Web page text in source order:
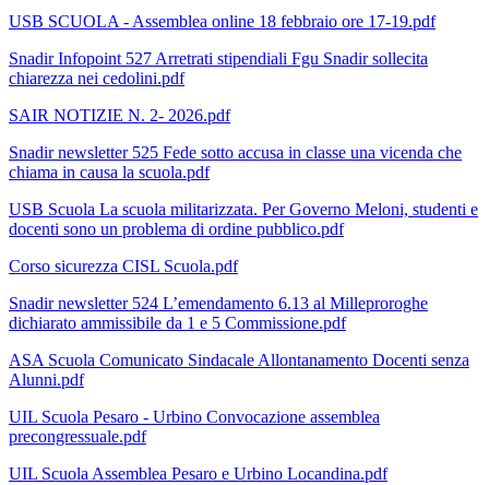
USB SCUOLA - Assemblea online 18 febbraio ore 17-19.pdf
Snadir Infopoint 527 Arretrati stipendiali Fgu Snadir sollecita
chiarezza nei cedolini.pdf
SAIR NOTIZIE N. 2- 2026.pdf
Snadir newsletter 525 Fede sotto accusa in classe una vicenda che
chiama in causa la scuola.pdf
USB Scuola La scuola militarizzata. Per Governo Meloni, studenti e
docenti sono un problema di ordine pubblico.pdf
Corso sicurezza CISL Scuola.pdf
Snadir newsletter 524 L’emendamento 6.13 al Milleproroghe
dichiarato ammissibile da 1 e 5 Commissione.pdf
ASA Scuola Comunicato Sindacale Allontanamento Docenti senza
Alunni.pdf
UIL Scuola Pesaro - Urbino Convocazione assemblea
precongressuale.pdf
UIL Scuola Assemblea Pesaro e Urbino Locandina.pdf